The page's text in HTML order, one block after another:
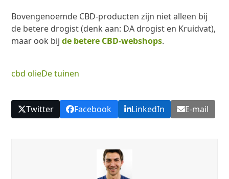
Bovengenoemde CBD-producten zijn niet alleen bij
de betere drogist (denk aan: DA drogist en Kruidvat),
maar ook bijde betere CBD-webshops.
cbd olieDe tuinen
Twitter Facebook LinkedIn E-mail